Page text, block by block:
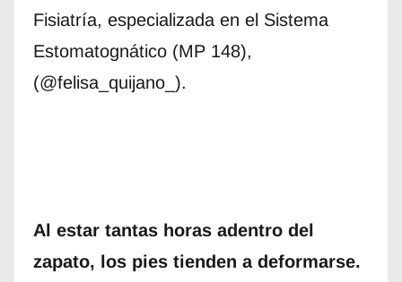
Fisiatría, especializada en el Sistema
Estomatognático (MP 148),
(@felisa_quijano_).
Al estar tantas horas adentro del
zapato, los pies tienden a deformarse.